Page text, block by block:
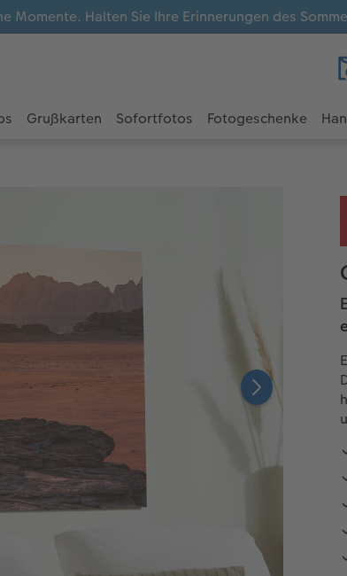
Momente. Halten Sie Ihre Erinnerungen des
Grußkarten Sofortfotos Fotogeschenke